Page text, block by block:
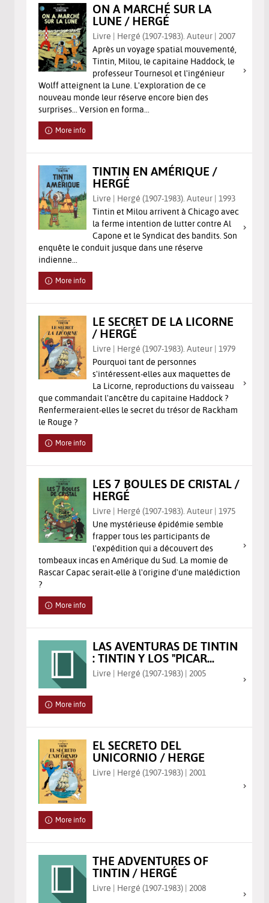
ON A MARCHÉ SUR LA
LUNE / HERGÉ
Livre | Hergé (1907-1983). Auteur | 2007
Après un voyage spatial mouvementé,
Tintin, Milou, le capitaine Haddock, le
professeur Tournesol et l'ingénieur
Wolff atteignent la Lune. L'exploration de ce
nouveau monde leur réserve encore bien des
surprises... Version en forma...
More info
TINTIN EN AMÉRIQUE /
HERGÉ
Livre | Hergé (1907-1983). Auteur | 1993
Tintin et Milou arrivent à Chicago avec
la ferme intention de lutter contre Al
Capone et le Syndicat des bandits. Son
enquête le conduit jusque dans une réserve
indienne...
More info
LE SECRET DE LA LICORNE
/ HERGÉ
Livre | Hergé (1907-1983). Auteur | 1979
Pourquoi tant de personnes
s'intéressent-elles aux maquettes de
La Licorne, reproductions du vaisseau
que commandait l'ancêtre du capitaine Haddock ?
Renfermeraient-elles le secret du trésor de Rackham
le Rouge ?
More info
LES 7 BOULES DE CRISTAL /
HERGÉ
Livre | Hergé (1907-1983). Auteur | 1975
Une mystérieuse épidémie semble
frapper tous les participants de
l'expédition qui a découvert des
tombeaux incas en Amérique du Sud. La momie de
Rascar Capac serait-elle à l'origine d'une malédiction
?
More info
LAS AVENTURAS DE TINTIN
: TINTIN Y LOS "PICAR...
Livre | Hergé (1907-1983) | 2005
More info
EL SECRETO DEL
UNICORNIO / HERGE
Livre | Hergé (1907-1983) | 2001
More info
THE ADVENTURES OF
TINTIN / HERGÉ
Livre | Hergé (1907-1983) | 2008